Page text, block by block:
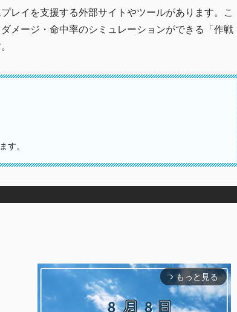
レイを支援する外部サイトやツールがあります。こ
メージ・命中率のシミュレーションができる「作戦
す。
arrow_forward_ios もっと見る
存